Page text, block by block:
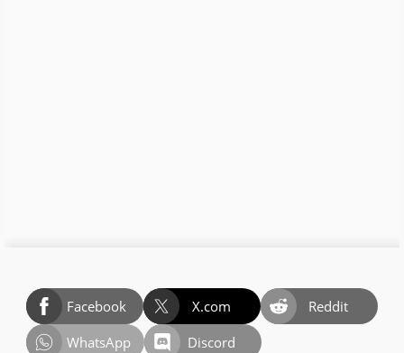
Facebook X.com
Reddit
WhatsApp
Discord